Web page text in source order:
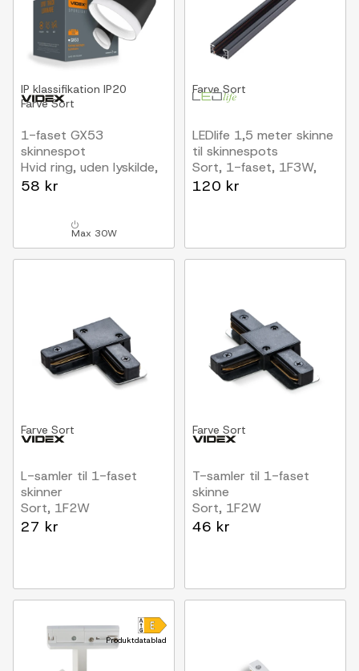
IP klassifikation IP20
FarveSort
1-faset GX53
skinnespot
Hvid ring, uden lyskilde,
1F2W, Sort
58 kr
Max 30W
FarveSort
LEDlife 1,5 meter skinne
til skinnespots
Sort, 1-faset, 1F3W,
komplet med tilslutning
120 kr
Farve Sort
L-samler til 1-faset
skinner
Sort, 1F2W
27 kr
Farve Sort
T-samler til 1-faset
skinne
Sort, 1F2W
46 kr
Produktdatablad